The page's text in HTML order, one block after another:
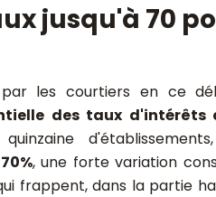
jusqu'à 70
par les courtiers en ce
des taux d'intérêts
, une forte variation
frappent, dans la partie